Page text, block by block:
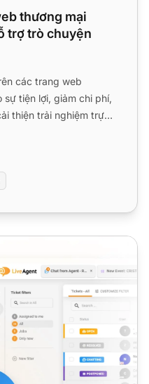
thương mại
trợ trò chuyện
các trang web
tiện lợi, giảm chi phí,
thiện trải nghiệm trực